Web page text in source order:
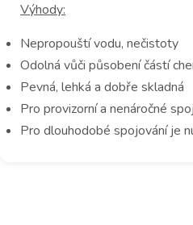
Výhody:
Nepropouští vodu, nečistoty
Odolná vůči působení částí
Pevná, lehká a dobře skladná
Pro provizorní a nenáročné
Pro dlouhodobé spojování je